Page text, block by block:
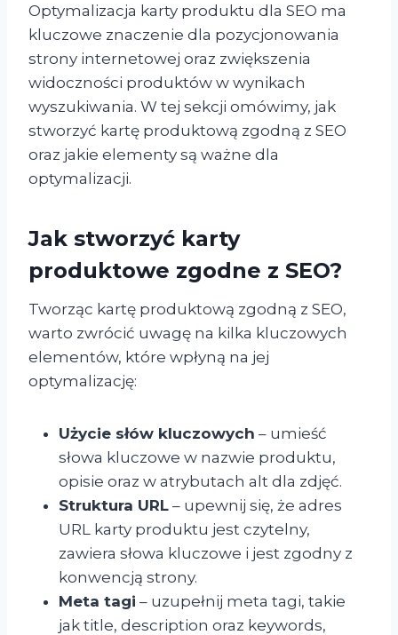
Optymalizacja karty produktu dla SEO ma
kluczowe znaczenie dla pozycjonowania
strony internetowej oraz zwiększenia
widoczności produktów w wynikach
wyszukiwania. W tej sekcji omówimy, jak
stworzyć kartę produktową zgodną z SEO
oraz jakie elementy są ważne dla
optymalizacji.
Jak stworzyć karty
produktowe zgodne z SEO?
Tworząc kartę produktową zgodną z SEO,
warto zwrócić uwagę na kilka kluczowych
elementów, które wpłyną na jej
optymalizację:
Użycie słów kluczowych – umieść
słowa kluczowe w nazwie produktu,
opisie oraz w atrybutach alt dla zdjęć.
Struktura URL – upewnij się, że adres
URL karty produktu jest czytelny,
zawiera słowa kluczowe i jest zgodny z
konwencją strony.
Meta tagi – uzupełnij meta tagi, takie
jak title, description oraz keywords,